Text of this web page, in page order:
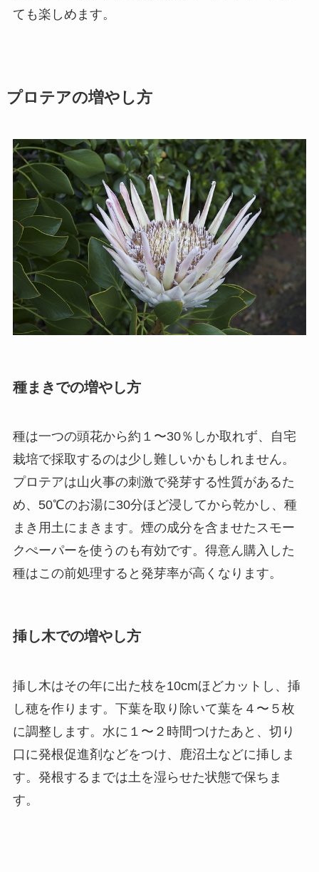
ても楽しめます。
プロテアの増やし方
種まきでの増やし方
種は一つの頭花から約１〜30％しか取れず、自宅
栽培で採取するのは少し難しいかもしれません。
プロテアは山火事の刺激で発芽する性質があるた
め、50℃のお湯に30分ほど浸してから乾かし、種
まき用土にまきます。煙の成分を含ませたスモー
クぺーパーを使うのも有効です。得意ん購入した
種はこの前処理すると発芽率が高くなります。
挿し木での増やし方
挿し木はその年に出た枝を10cmほどカットし、挿
し穂を作ります。下葉を取り除いて葉を４〜５枚
に調整します。水に１〜２時間つけたあと、切り
口に発根促進剤などをつけ、鹿沼土などに挿しま
す。発根するまでは土を湿らせた状態で保ちま
す。